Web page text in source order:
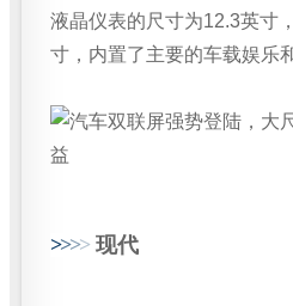
液晶仪表的尺寸为12.3英寸
寸，内置了主要的车载娱乐
>>>> 现代